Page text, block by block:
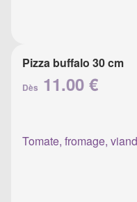
Pizza buffalo 30 cm
Dès 11.00 €
Tomate, fromage,